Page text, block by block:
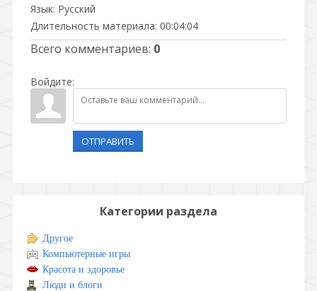
Язык: Русский
Длительность материала: 00:04:04
Всего комментариев: 0
Войдите:
ОТПРАВИТЬ
Категории раздела
Другое
Компьютерные игры
Красота и здоровье
Люди и блоги